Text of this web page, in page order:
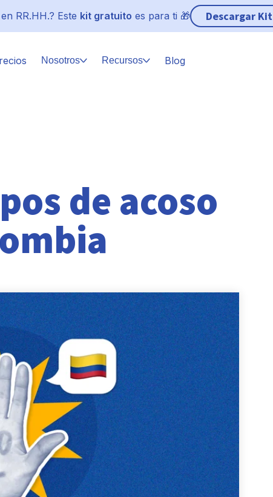
RR.HH.? Este kit gratuito es para ti 🎁 Descargar Kit
Nosotros Recursos Blog
de acoso